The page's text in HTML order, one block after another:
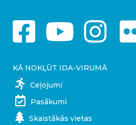
KĀ NOKĻŪT IDA-VIRUMĀ
Ceļojumi
Pasākumi
Skaistākās vietas